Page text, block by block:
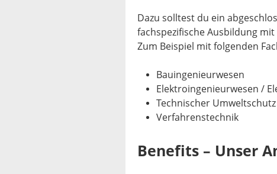
Dazu solltest du ein
fachspezifische Ausbildung
Zum Beispiel mit folgenden
Bauingenieurwesen
Elektroingenieurwesen /
Technischer Umweltschutz
Verfahrenstechnik
Benefits – Unser